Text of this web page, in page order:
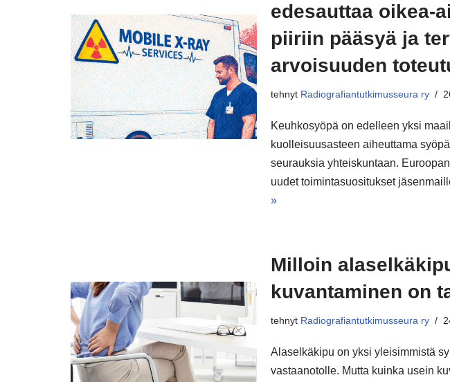
edesauttaa oikea-
piiriin pääsyä ja
arvoisuuden
tehnyt Radiografiantutkimusseura ry
Keuhkosyöpä on edelleen yksi
kuolleisuusasteen aiheuttama
seurauksia yhteiskuntaan.
uudet toimintasuositukset
»
Milloin
kuvantaminen on
tehnyt Radiografiantutkimusseura ry
Alaselkäkipu on yksi yleisimmistä
vastaanotolle. Mutta kuinka usein